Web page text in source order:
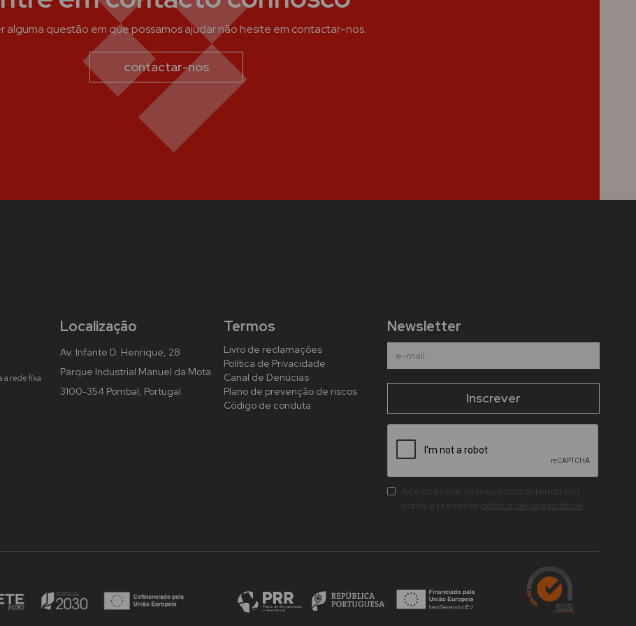
alguma questão em que possamos ajudar não hesite em contactar-nos.
contactar-nos
a rede fixa
Localização
Av. Infante D. Henrique, 28
Parque Industrial Manuel da Mota
3100-354 Pombal, Portugal
Termos
Livro de reclamações
Política de Privacidade
Canal de Denúcias
Plano de prevenção de riscos
Código de conduta
Newsletter
Aceito enviar os meus dados tendo em
conta a presente política de privacidade